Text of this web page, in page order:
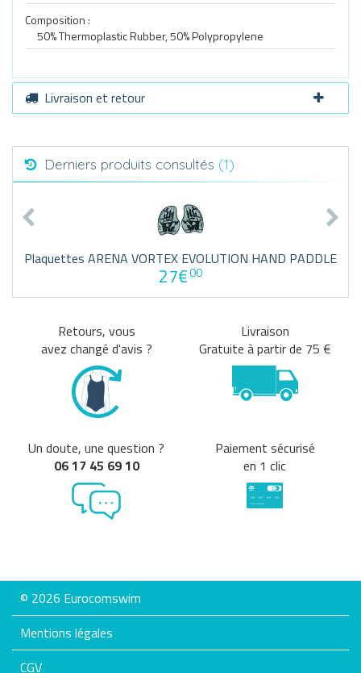
Composition :
50% Thermoplastic Rubber, 50% Polypropylene
Livraison et retour
Derniers produits consultés (1)
Plaquettes ARENA VORTEX EVOLUTION HAND PADDLE
27€00
Retours, vous
avez changé d'avis ?
Livraison
Gratuite à partir de 75 €
Un doute, une question ?
06 17 45 69 10
Paiement sécurisé
en 1 clic
© 2026 Eurocomswim
Mentions légales
CGV